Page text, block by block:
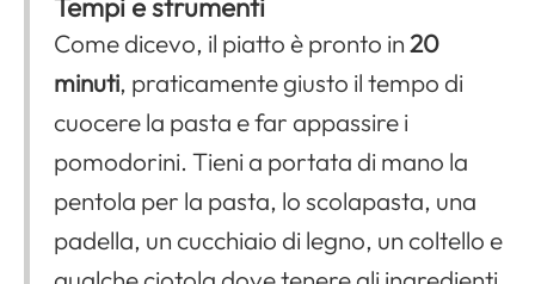
Tempi e strumenti
Come dicevo, il piatto è pronto in20
minuti, praticamente giusto il tempo di
cuocere la pasta e far appassire i
pomodorini. Tieni a portata di mano la
pentola per la pasta, lo scolapasta, una
padella, un cucchiaio di legno, un coltello e